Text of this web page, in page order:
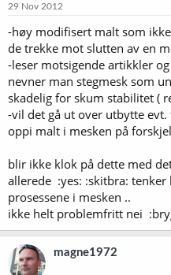
t
r
o
29 Nov 2012
-høy modifisert malt som
de trekke mot slutten av en
-leser motsigende artikkler
nevner man stegmesk som
skadelig for skum stabilitet (
-vil det gå ut over utbytte
oppi malt i mesken på
blir ikke klok på dette med
allerede :yes: :skitbra: tenker
prosessene i mesken ..
ikke helt problemfritt nei
magne1972